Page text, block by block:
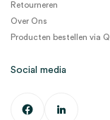
Retourneren
Over Ons
Producten bestellen via
Social media